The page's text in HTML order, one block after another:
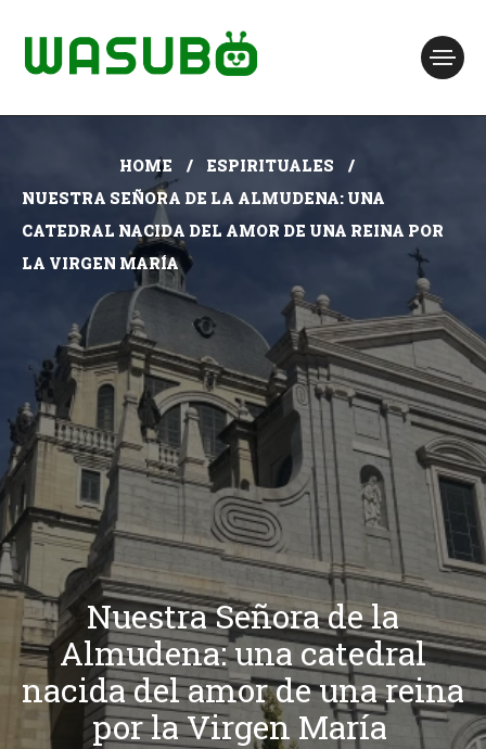
HOME
ESPIRITUALES
NUESTRA SEÑORA DE LA ALMUDENA: UNA
CATEDRAL NACIDA DEL AMOR DE UNA REINA POR
LA VIRGEN MARÍA
Nuestra Señora de la
Almudena: una catedral
nacida del amor de una reina
por la Virgen María